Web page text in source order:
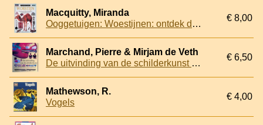
Macquitty, Miranda
Ooggetuigen: Woestijnen: ontdek de harde wereld van hete en koude woestijnen en de mensen, planten en dieren die er leven
€ 8,00
Marchand, Pierre & Mirjam de Veth
De uitvinding van de schilderkunst + stickervel
€ 6,50
Mathewson, R.
Vogels
€ 4,00